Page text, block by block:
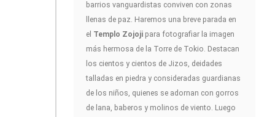
barrios vanguardistas conviven con zonas
llenas de paz. Haremos una breve parada en
el Templo Zojoji para fotografiar la imagen
más hermosa de la Torre de Tokio. Destacan
los cientos y cientos de Jizos, deidades
talladas en piedra y consideradas guardianas
de los niños, quienes se adornan con gorros
de lana, baberos y molinos de viento. Luego